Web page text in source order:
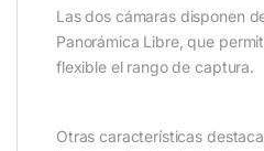
Las dos cámaras disponen
Panorámica Libre, que
flexible el rango de captura.
Otras características